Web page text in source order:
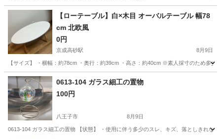
東京 目黒区 テーブル
【ローテーブル】白×木目 オーバルテーブル 幅78
cm 北欧風
0円
京成高砂駅 8月9日
【サイズ】 ・横幅：約78cm ・奥行：約39cm ・高さ：約40cm ※素人採寸のため多
東京 葛飾区 テーブル
0613-104 ガラス細工の置物
100円
八王子市 8月9日
0613-104 ガラス細工の置物 【状態】 ・使用に伴う多少のスレ、キズ、落としきれ